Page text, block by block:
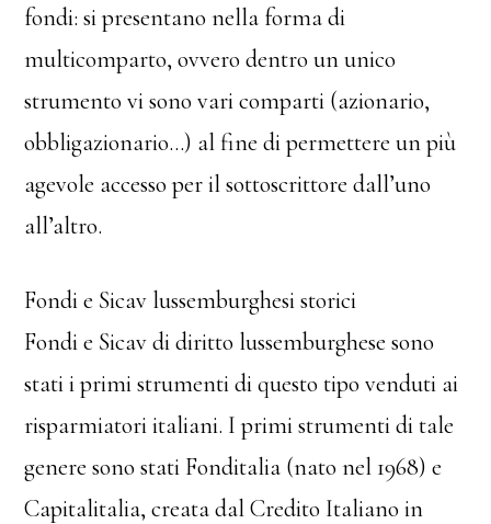
fondi: si presentano nella forma di
multicomparto, ovvero dentro un unico
strumento vi sono vari comparti (azionario,
obbligazionario…) al fine di permettere un più
agevole accesso per il sottoscrittore dall’uno
all’altro.
Fondi e Sicav lussemburghesi storici
Fondi e Sicav di diritto lussemburghese sono
stati i primi strumenti di questo tipo venduti ai
risparmiatori italiani. I primi strumenti di tale
genere sono stati Fonditalia (nato nel 1968) e
Capitalitalia, creata dal Credito Italiano in